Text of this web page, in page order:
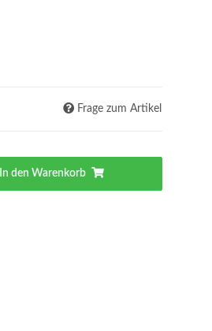
Frage zum Artikel
In den Warenkorb